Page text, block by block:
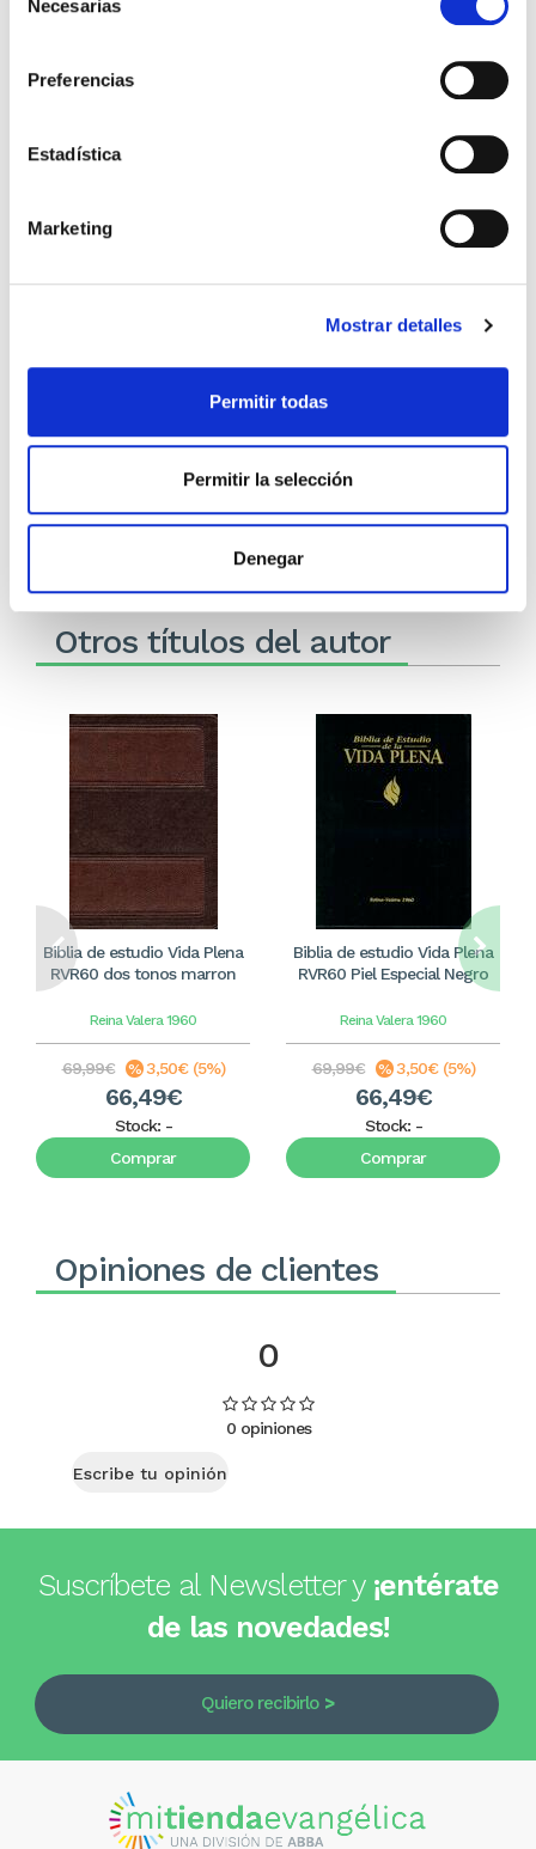
Necesarias
Preferencias
Estadística
Marketing
Mostrar detalles
Permitir todas
Permitir la selección
Denegar
compraron
cierre azul/negro
29,99€ 1,50€ (5%)
Comprar
Biblia Héroes RVR60 Letra
cierre café/café
29,99€ 1,50€ (5%)
Comprar
Otros títulos del autor
Biblia de estudio Vida Plena
RVR60 dos tonos marron
Reina Valera 1960
69,99€ 3,50€ (5%)
66,49€
Stock: -
Comprar
Biblia de estudio Vida Plena
RVR60 Piel Especial Negro
Reina Valera 1960
69,99€ 3,50€ (5%)
66,49€
Stock: -
Comprar
Opiniones de clientes
0
0 opiniones
Escribe tu opinión
Suscríbete al Newsletter y ¡entérate
de las novedades!
Quiero recibirlo